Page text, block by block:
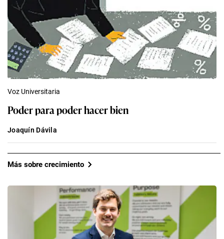
Voz Universitaria
Poder para poder hacer bien
Joaquín Dávila
Más sobre crecimiento